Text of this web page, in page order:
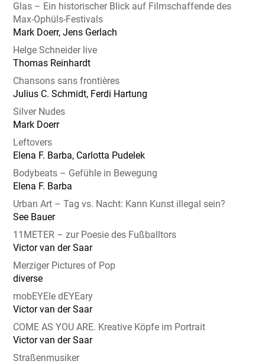
Glas – Ein historischer Blick auf Filmschaffende des
Max-Ophüls-Festivals
Mark Doerr, Jens Gerlach
Helge Schneider live
Thomas Reinhardt
Chansons sans frontières
Julius C. Schmidt, Ferdi Hartung
Silver Nudes
Mark Doerr
Leftovers
Elena F. Barba, Carlotta Pudelek
Bodybeats – Gefühle in Bewegung
Elena F. Barba
Urban Art – Tag vs. Nacht: Kann Kunst illegal sein?
See Bauer
11METER – zur Poesie des Fußballtors
Victor van der Saar
Merziger Pictures of Pop
diverse
mobEYEle dEYEary
Victor van der Saar
COME AS YOU ARE. Kreative Köpfe im Portrait
Victor van der Saar
Straßenmusiker